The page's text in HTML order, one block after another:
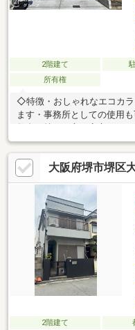
2階建て
所有権
◇特徴・おしゃれなエコカ
ます・事務所としての使用
数台お持ちの方も安心です
す・南向バルコニーでお洗
家族との会話もはずみます
分・大浜中学校まで徒歩約
扱い方のプロ、ファイナン
ト２．買い替えなどにも対
くさんの銀行と繋がりがあ
が可能
大阪府堺市堺区
2階建て